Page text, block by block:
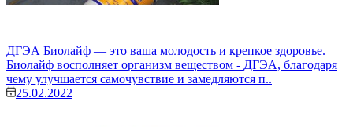
ДГЭА Биолайф — это ваша молодость и крепкое здоровье.
Биолайф восполняет организм веществом - ДГЭА, благодаря
чему улучшается самочувствие и замедляются п..
25.02.2022